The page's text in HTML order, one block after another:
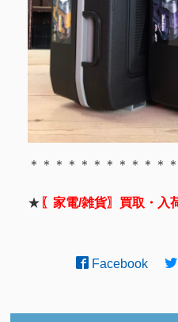
＊＊＊＊＊＊＊＊＊＊＊
★ 〖家電/雑貨〗買取・入
Facebook